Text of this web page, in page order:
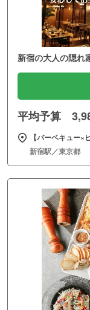
新宿の大人の隠れ
平均予算
【バーベキュー
新宿駅／東京都